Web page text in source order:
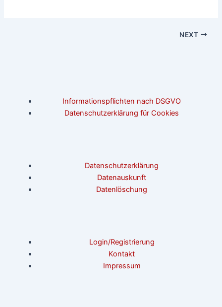
NEXT
Informationspflichten nach DSGVO
Datenschutzerklärung für Cookies
Datenschutzerklärung
Datenauskunft
Datenlöschung
Login/Registrierung
Kontakt
Impressum